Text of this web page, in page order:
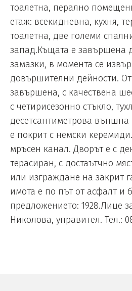
тоалетна, перално
етаж: всекидневна, кухня,
тоалетна, две големи
запад.Къщата е завършена
замазки, в момента се
довършителни дейности.
завършена, с качествена
с четирисезонно стъкло,
десетсантиметрова
е покрит с немски
мръсен канал. Дворът е с
терасиран, с достаътчно
или изграждане на закрит
имота е по път от асфалт и
предложението: 1928.Лице
Николова, управител. Тел.: